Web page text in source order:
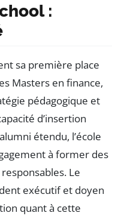
:
sa première place
Masters en finance,
pédagogique et
d’insertion
étendu, l’école
à former des
Le
exécutif et doyen
quant à cette